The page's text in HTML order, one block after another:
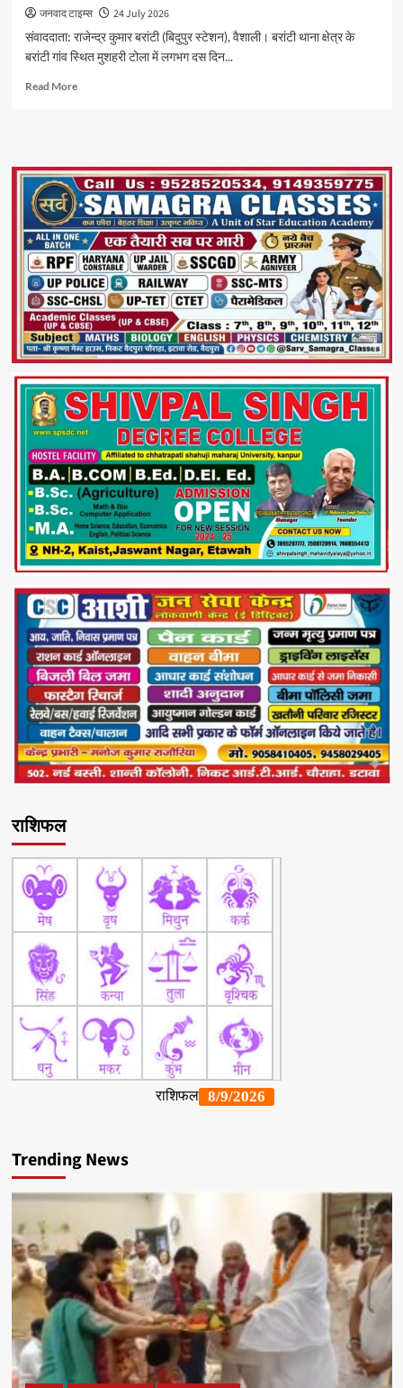
जनवाद टाइम्स
24 July 2026
संवाददाता: राजेन्द्र कुमार बरांटी (बिदुपुर स्टेशन), वैशाली। बरांटी थाना क्षेत्र के
बरांटी गांव स्थित मुशहरी टोला में लगभग दस दिन...
Read MoreRead
बरांटी
में
साधु-
संत
ऊंट
छोड़कर
चले
गए,
घायल
ऊंट
का
ग्रामीण
करा
रहे
उपचार
राशिफल
Trending News